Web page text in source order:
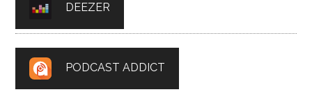
DEEZER
PODCAST ADDICT